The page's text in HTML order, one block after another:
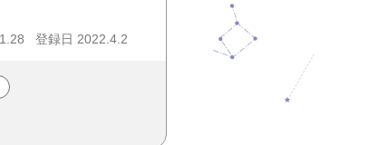
登録日 2022.4.2